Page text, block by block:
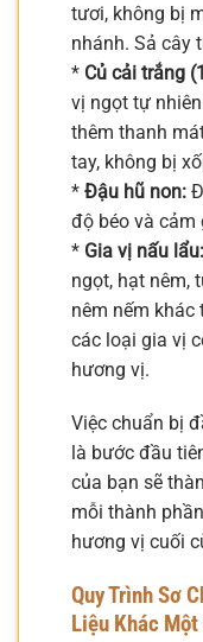
tươi, không bị
nhánh. Sả cây
* Củ cải trắng
vị ngọt tự
thêm thanh
tay, không bị
* Đậu hũ non:
độ béo và cảm
* Gia vị nấu lẩu:
ngọt, hạt nêm,
nêm nếm khác
các loại gia vị
hương vị.
Việc chuẩn bị
là bước đầu
của bạn sẽ
mỗi thành
hương vị cuối
Quy Trình Sơ
Liệu Khác